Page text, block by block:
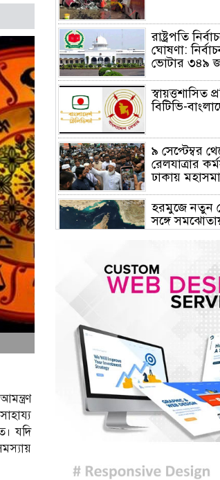
যদি
রাষ্ট্রপতি
ঘোষণা:
ভোটার ৩৪৯
স্বায়ত্তশাসিত
বিটিভি-
৯ সেপ্টেম্বর
রেলযাত্রার
ঢাকায়
হরমুজে নতুন
সঙ্গে
জরুরি
৮ কার্গো
টন এলপিজি
অনুমোদন
নদী দূষণ
গ্রহণে
নেই :
ঢাকা সহ ৭
হাওয়াসহ বৃষ্টি
হতে পারে
আজকের